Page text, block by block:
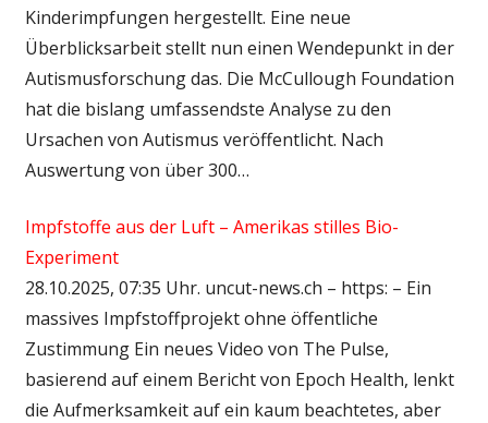
Kinderimpfungen hergestellt. Eine neue
Überblicksarbeit stellt nun einen Wendepunkt in der
Autismusforschung das. Die McCullough Foundation
hat die bislang umfassendste Analyse zu den
Ursachen von Autismus veröffentlicht. Nach
Auswertung von über 300…
Impfstoffe aus der Luft – Amerikas stilles Bio-
Experiment
28.10.2025, 07:35 Uhr. uncut-news.ch – https: – Ein
massives Impfstoffprojekt ohne öffentliche
Zustimmung Ein neues Video von The Pulse,
basierend auf einem Bericht von Epoch Health, lenkt
die Aufmerksamkeit auf ein kaum beachtetes, aber